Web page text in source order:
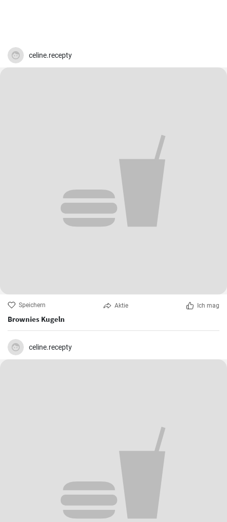
celine.recepty
Speichern Aktie Ich mag
Brownies Kugeln
celine.recepty